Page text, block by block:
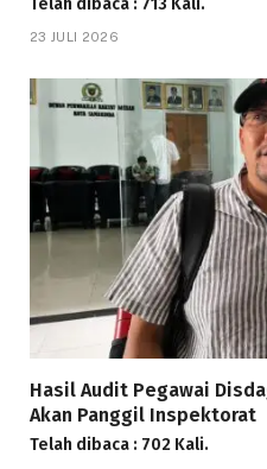
23 JULI 2026
Hasil Audit Pegawai
Akan Panggil Inspektorat
Telah dibaca : 702 Kali.